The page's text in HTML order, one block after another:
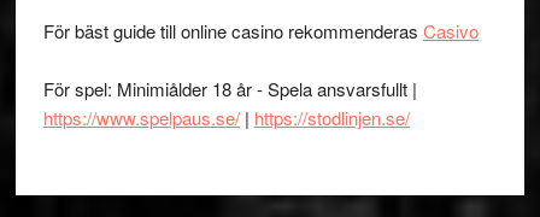
För bäst guide till online casino rekommenderas Casivo
För spel: Minimiålder 18 år - Spela ansvarsfullt |
https://www.spelpaus.se/| https://stodlinjen.se/